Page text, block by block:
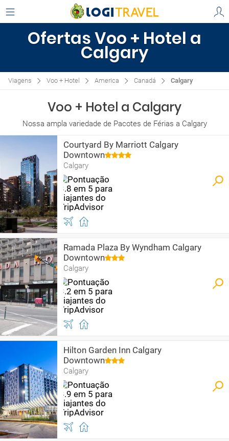
Ofertas Voo + Hotel a
Calgary
Viagens Voo + Hotel America Canadá Calgary
Voo + Hotel a Calgary
Nossa ampla variedade de Pacotes de Férias a Calgary
Courtyard By Marriott Calgary
Downtown
Calgary
Ramada Plaza By Wyndham Calgary
Downtown
Calgary
Hilton Garden Inn Calgary
Downtown
Calgary